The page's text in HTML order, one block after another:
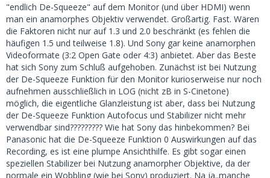
"endlich De-Squeeze" auf dem Monitor (und über HDMI) wenn
man ein anamorphes Objektiv verwendet. Großartig. Fast. Wären
die Faktoren nicht nur auf 1.3 und 2.0 beschränkt (es fehlen die
häufigen 1.5 und teilweise 1.8). Und Sony gar keine anamorphen
Videoformate (3:2 Open Gate oder 4:3) anbietet. Aber das Beste
hat sich Sony zum Schluß aufgehoben. Zunächst ist bei Nutzung
der De-Squeeze Funktion für den Monitor kurioserweise nur noch
aufnehmen ausschließlich in LOG (nicht zB in S-Cinetone)
möglich, die eigentliche Glanzleistung ist aber, dass bei Nutzung
der De-Squeeze Funktion Autofocus und Stabilizer nicht mehr
verwendbar sind????????? Wie hat Sony das hinbekommen? Bei
Panasonic hat die De-Squeeze Funktion 0 Auswirkungen auf das
Recording, es ist eine plumpe Ansichthilfe. Es gibt sogar einen
speziellen Stabilizer bei Nutzung anamorpher Objektive, da der
normale ein Wobbling (wie bei Sony) produziert. Na ja..manche